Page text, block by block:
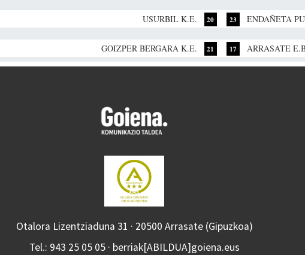
USURBIL K.E. 20 23 ENDAÑETA
GOIZPER BERGARA K.E. 21 17 ARRASATE
Otalora Lizentziaduna 31 · 20500 Arrasate (Gipuzkoa)
Tel.: 943 25 05 05 · berriak[ABILDUA]goiena.eus